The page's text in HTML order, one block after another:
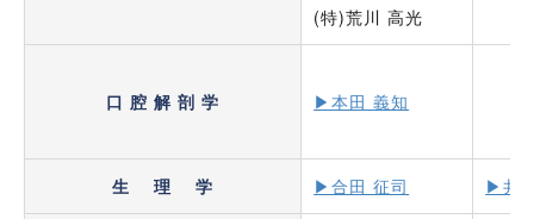
(特)荒川 高光
口 腔 解 剖 学 ▶本田 義知
生 理 学 ▶合田 征司 ▶井